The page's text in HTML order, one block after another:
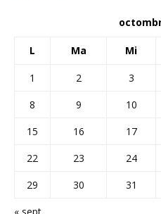
L Ma Mi
1 2 3
8
9 10
15
16 17
22
23 24
29
30 31